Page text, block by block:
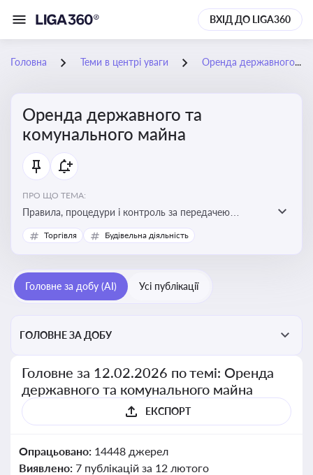
ВХІД ДО LIGA360
Головна Теми в центрі уваги Оренда державного та комунального майна
Оренда державного та
комунального майна
ПРО ЩО ТЕМА:
Правила, процедури і контроль за передачею
державного та комунального майна в оренду. Кейси
використання публічного майна
Торгівля Будівельна діяльність
Головне за добу (AI) Усі публікації
ГОЛОВНЕ ЗА ДОБУ
Головне за 12.02.2026 по темі: Оренда
державного та комунального майна
ЕКСПОРТ
Опрацьовано: 14448 джерел
Виявлено: 7 публікацій за 12 лютого